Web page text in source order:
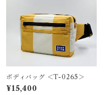
ボディバッグ ＜T-0265＞
¥15,400